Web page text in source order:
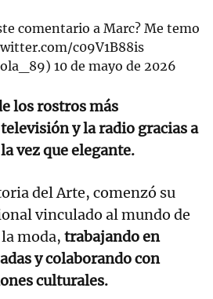
comentario a Marc? Me temo
c09V1B88is
10 de mayo de 2026
los rostros más
y la radio gracias a
vez que elegante.
del Arte, comenzó su
vinculado al mundo de
moda, trabajando en
y colaborando con
culturales.